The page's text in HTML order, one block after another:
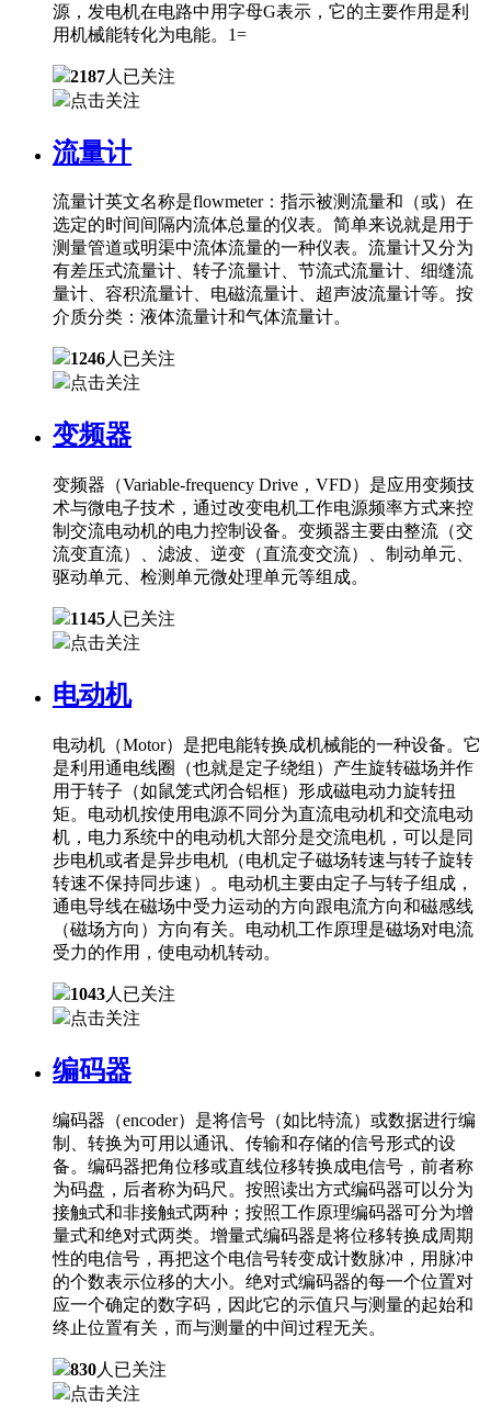
源，发电机在电路中用字母G表示，它的主要作用是利
用机械能转化为电能。1=
2187人已关注
点击关注
流量计
流量计英文名称是flowmeter：指示被测流量和（或）在
选定的时间间隔内流体总量的仪表。简单来说就是用于
测量管道或明渠中流体流量的一种仪表。流量计又分为
有差压式流量计、转子流量计、节流式流量计、细缝流
量计、容积流量计、电磁流量计、超声波流量计等。按
介质分类：液体流量计和气体流量计。
1246人已关注
点击关注
变频器
变频器（Variable-frequency Drive，VFD）是应用变频技
术与微电子技术，通过改变电机工作电源频率方式来控
制交流电动机的电力控制设备。变频器主要由整流（交
流变直流）、滤波、逆变（直流变交流）、制动单元、
驱动单元、检测单元微处理单元等组成。
1145人已关注
点击关注
电动机
电动机（Motor）是把电能转换成机械能的一种设备。它
是利用通电线圈（也就是定子绕组）产生旋转磁场并作
用于转子（如鼠笼式闭合铝框）形成磁电动力旋转扭
矩。电动机按使用电源不同分为直流电动机和交流电动
机，电力系统中的电动机大部分是交流电机，可以是同
步电机或者是异步电机（电机定子磁场转速与转子旋转
转速不保持同步速）。电动机主要由定子与转子组成，
通电导线在磁场中受力运动的方向跟电流方向和磁感线
（磁场方向）方向有关。电动机工作原理是磁场对电流
受力的作用，使电动机转动。
1043人已关注
点击关注
编码器
编码器（encoder）是将信号（如比特流）或数据进行编
制、转换为可用以通讯、传输和存储的信号形式的设
备。编码器把角位移或直线位移转换成电信号，前者称
为码盘，后者称为码尺。按照读出方式编码器可以分为
接触式和非接触式两种；按照工作原理编码器可分为增
量式和绝对式两类。增量式编码器是将位移转换成周期
性的电信号，再把这个电信号转变成计数脉冲，用脉冲
的个数表示位移的大小。绝对式编码器的每一个位置对
应一个确定的数字码，因此它的示值只与测量的起始和
终止位置有关，而与测量的中间过程无关。
830人已关注
点击关注